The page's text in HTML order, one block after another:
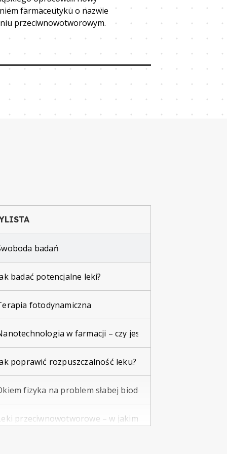
farmaceutyku o nazwie
przeciwnowotworowym.
w postaci
przede
Przeczytaj artykuł
badań
badać potencjalne leki?
fotodynamiczna
w farmacji – czy jesteśmy gotowi na
poprawić rozpuszczalność leku?
fizyka na problem słabej biodostępności
przeciwnowotworowe – w jakim miejscu jesteśmy